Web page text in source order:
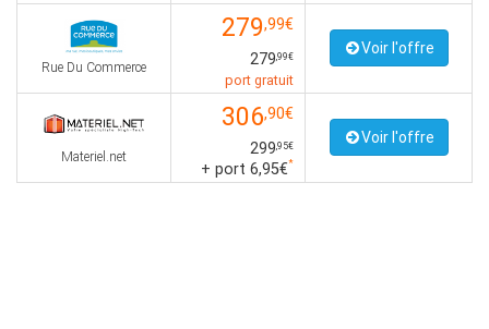
Rue Du Commerce
279,99€
279,99€
port gratuit
Voir l'offre
Materiel.net
306,90€
299,95€
+ port 6,95€*
Voir l'offre